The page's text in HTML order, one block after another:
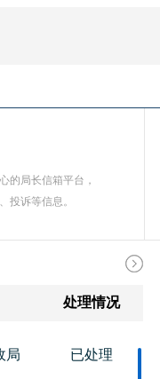
的局长信箱平台，
投诉等信息。
处理情况
局 已处理